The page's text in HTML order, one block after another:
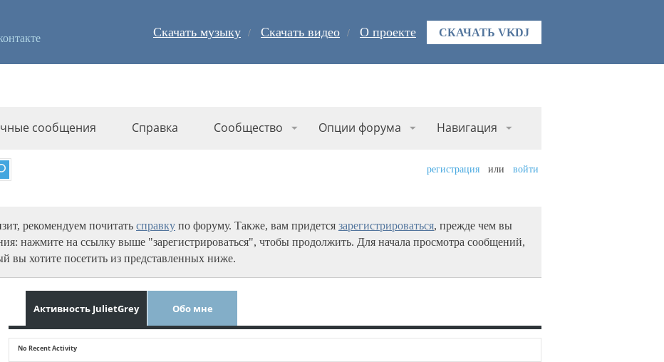
Скачать музыку Скачать видео О проекте СКАЧАТЬ VKDJ
сообщения Справка Сообщество Опции форума Навигация
регистрация или войти
рекомендуем почитать справку по форуму. Также, вам придется зарегистрироваться, прежде чем вы
нажмите на ссылку выше "зарегистрироваться", чтобы продолжить. Для начала просмотра сообщений,
вы хотите посетить из представленных ниже.
Активность JulietGrey Обо мне
No Recent Activity